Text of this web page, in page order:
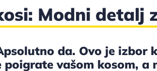
Modni detalj
da. Ovo je izbor
poigrate vašom kosom, a